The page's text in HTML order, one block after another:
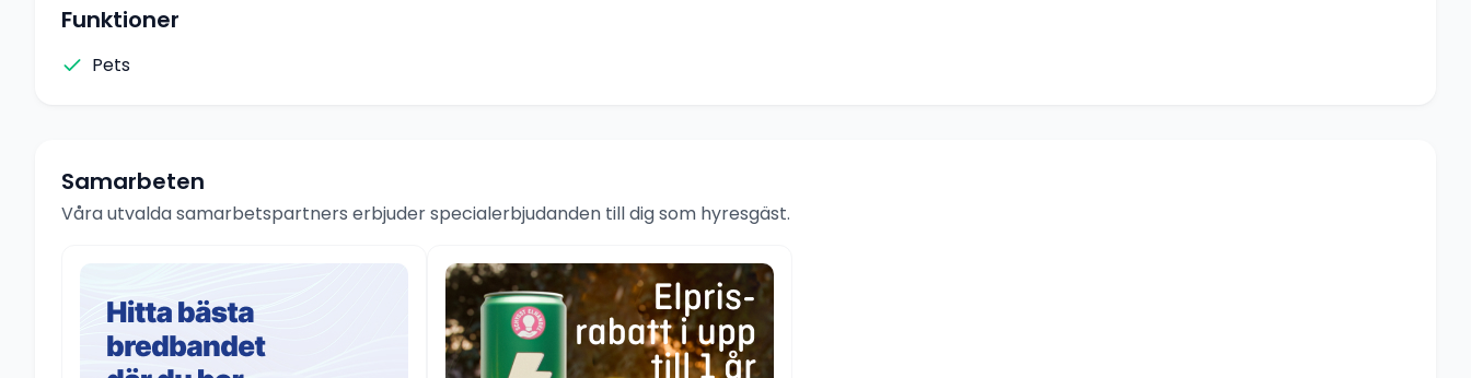
Funktioner
Pets
Samarbeten
Våra utvalda samarbetspartners erbjuder specialerbjudanden till dig som hyresgäst.